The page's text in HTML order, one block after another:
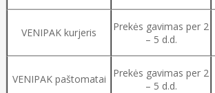
VENIPAK kurjeris
Prekės gavimas per 2
– 5 d.d.
VENIPAK paštomatai
Prekės gavimas per 2
– 5 d.d.